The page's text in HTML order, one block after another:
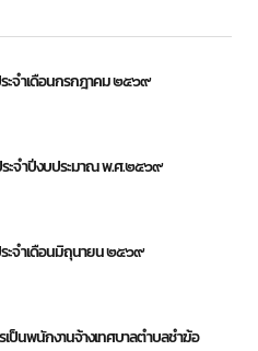
ะจำเดือนกรกฎาคม ๒๕๖๙
ระจำปีงบประมาณ พ.ศ.๒๕๖๙
ะจำเดือนมิถุนายน ๒๕๖๙
เป็นพนักงานจ้างเทศบาลตำบลชำฆ้อ